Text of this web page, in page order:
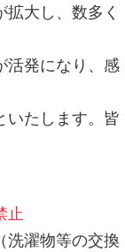
大し、数多く
活発になり、感
いたします。皆
止
（洗濯物等の交換